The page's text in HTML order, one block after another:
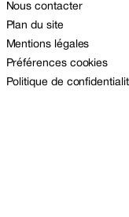
Nous contacter
Plan du site
Mentions légales
Préférences cookies
Politique de